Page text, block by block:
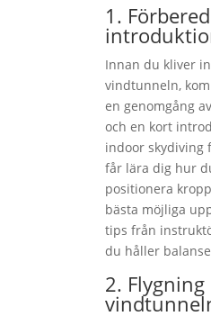
1.
Innan du kliver
vindtunneln,
en genomgång
och en kort
indoor skydiving
får lära dig hur
positionera
bästa möjliga
tips från
du håller
2. Flygning